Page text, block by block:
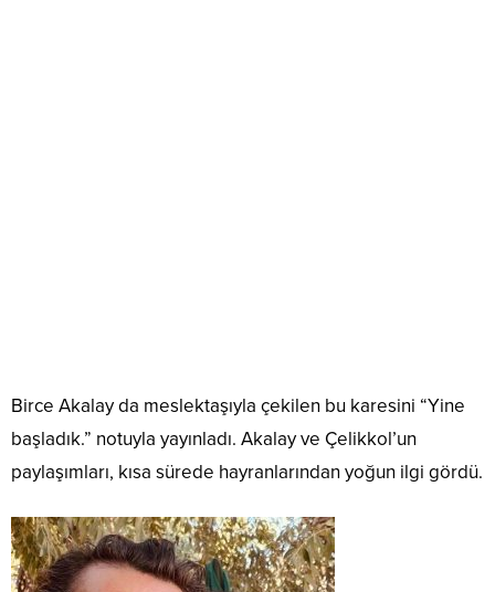
Birce Akalay da meslektaşıyla çekilen bu karesini “Yine
başladık.” notuyla yayınladı. Akalay ve Çelikkol’un
paylaşımları, kısa sürede hayranlarından yoğun ilgi gördü.